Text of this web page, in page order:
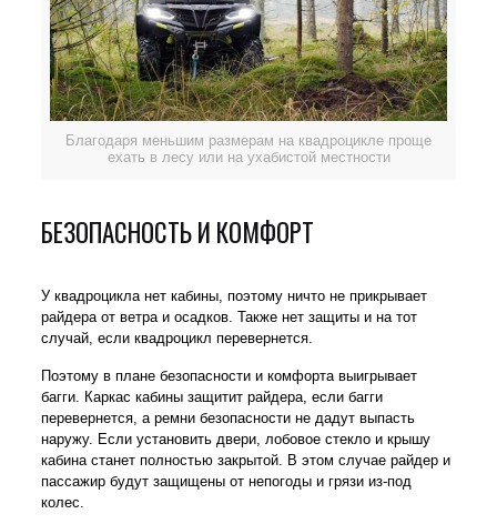
Благодаря меньшим размерам на квадроцикле проще
ехать в лесу или на ухабистой местности
БЕЗОПАСНОСТЬ И КОМФОРТ
У квадроцикла нет кабины, поэтому ничто не прикрывает
райдера от ветра и осадков. Также нет защиты и на тот
случай, если квадроцикл перевернется.
Поэтому в плане безопасности и комфорта выигрывает
багги. Каркас кабины защитит райдера, если багги
перевернется, а ремни безопасности не дадут выпасть
наружу. Если установить двери, лобовое стекло и крышу
кабина станет полностью закрытой. В этом случае райдер и
пассажир будут защищены от непогоды и грязи из-под
колес.